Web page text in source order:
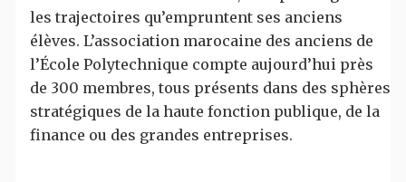
les trajectoires qu’empruntent ses anciens
élèves. L’association marocaine des anciens de
l’École Polytechnique compte aujourd’hui près
de 300 membres, tous présents dans des sphères
stratégiques de la haute fonction publique, de la
finance ou des grandes entreprises.